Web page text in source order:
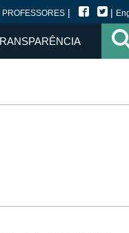
PROFESSORES | |